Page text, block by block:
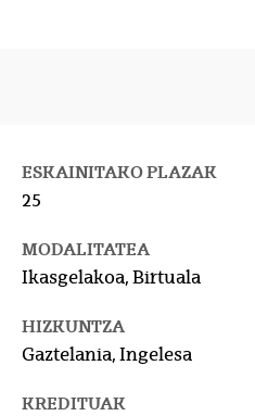
ESKAINITAKO PLAZAK
25
MODALITATEA
Ikasgelakoa, Birtuala
HIZKUNTZA
Gaztelania, Ingelesa
KREDITUAK